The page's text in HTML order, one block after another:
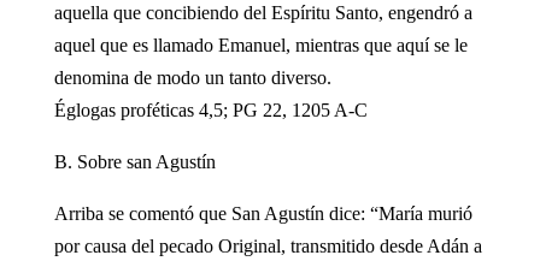
aquella que concibiendo del Espíritu Santo, engendró a
aquel que es llamado Emanuel, mientras que aquí se le
denomina de modo un tanto diverso.
Églogas proféticas 4,5; PG 22, 1205 A-C
B. Sobre san Agustín
Arriba se comentó que San Agustín dice: “María murió
por causa del pecado Original, transmitido desde Adán a